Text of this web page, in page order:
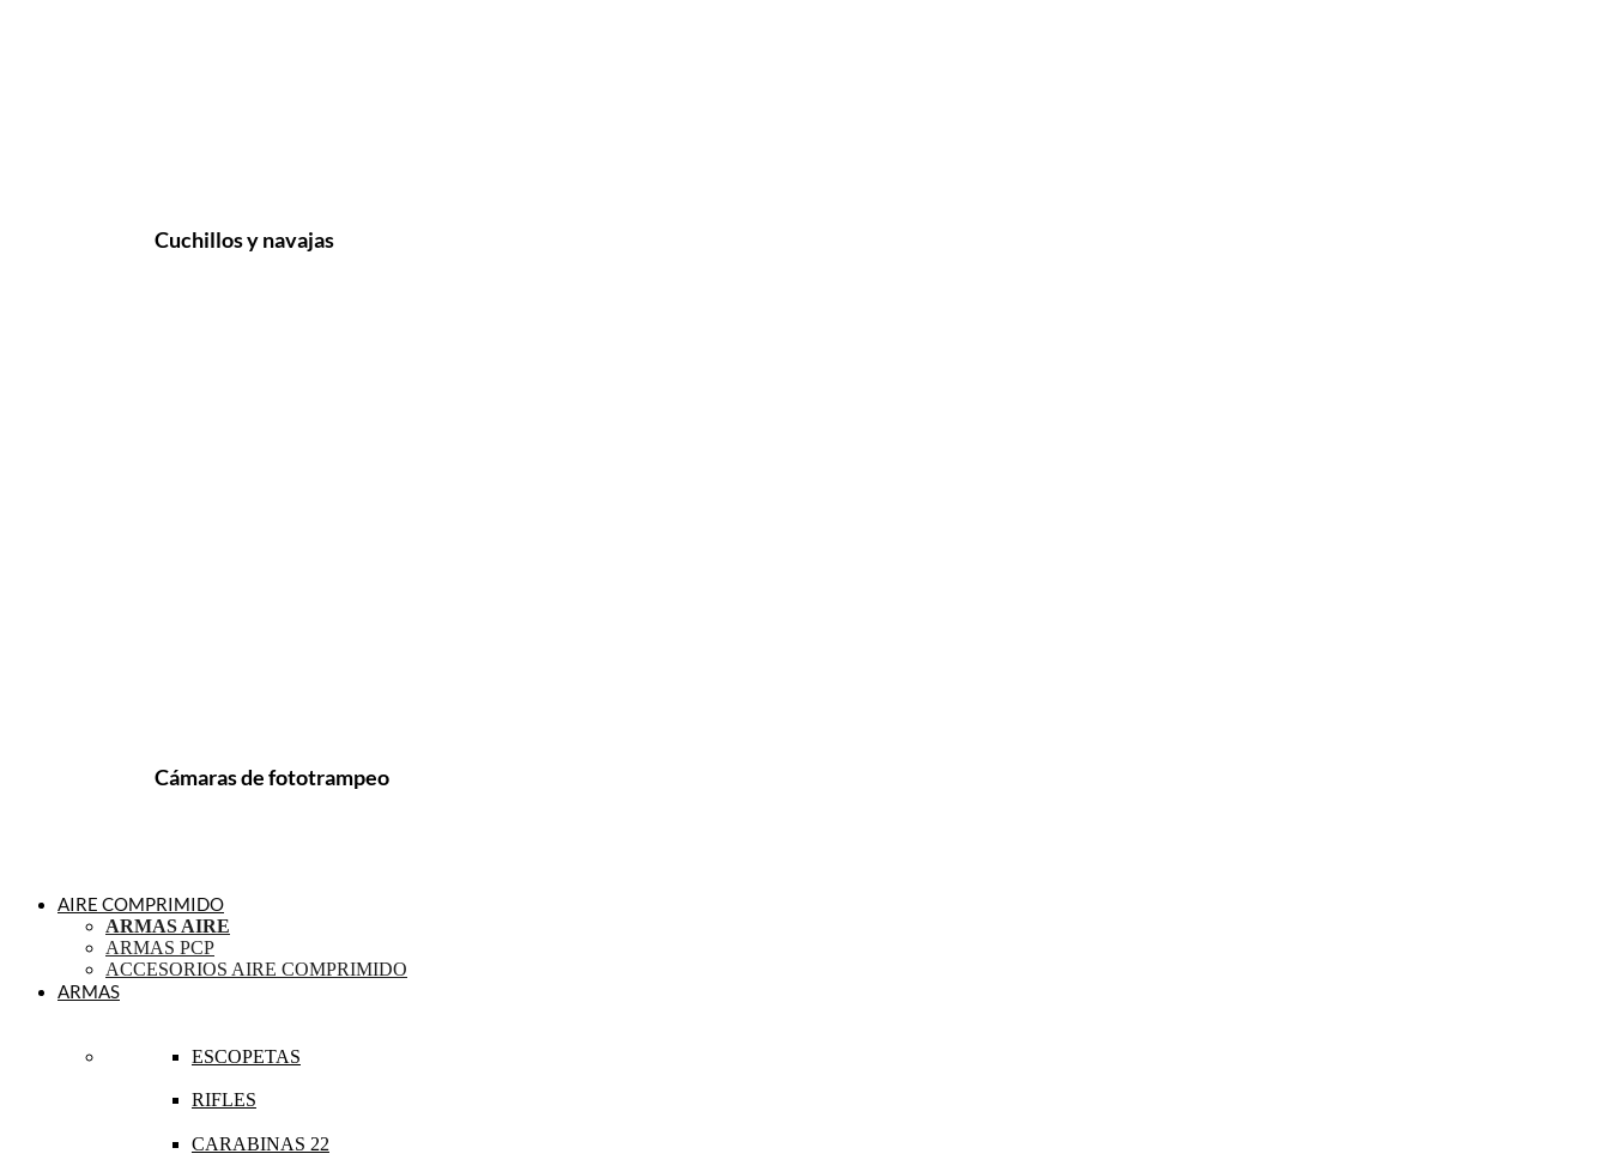
Cuchillos y navajas
Cámaras de fototrampeo
AIRE COMPRIMIDO
ARMAS AIRE
ARMAS PCP
ACCESORIOS AIRE COMPRIMIDO
ARMAS
ESCOPETAS
RIFLES
CARABINAS 22